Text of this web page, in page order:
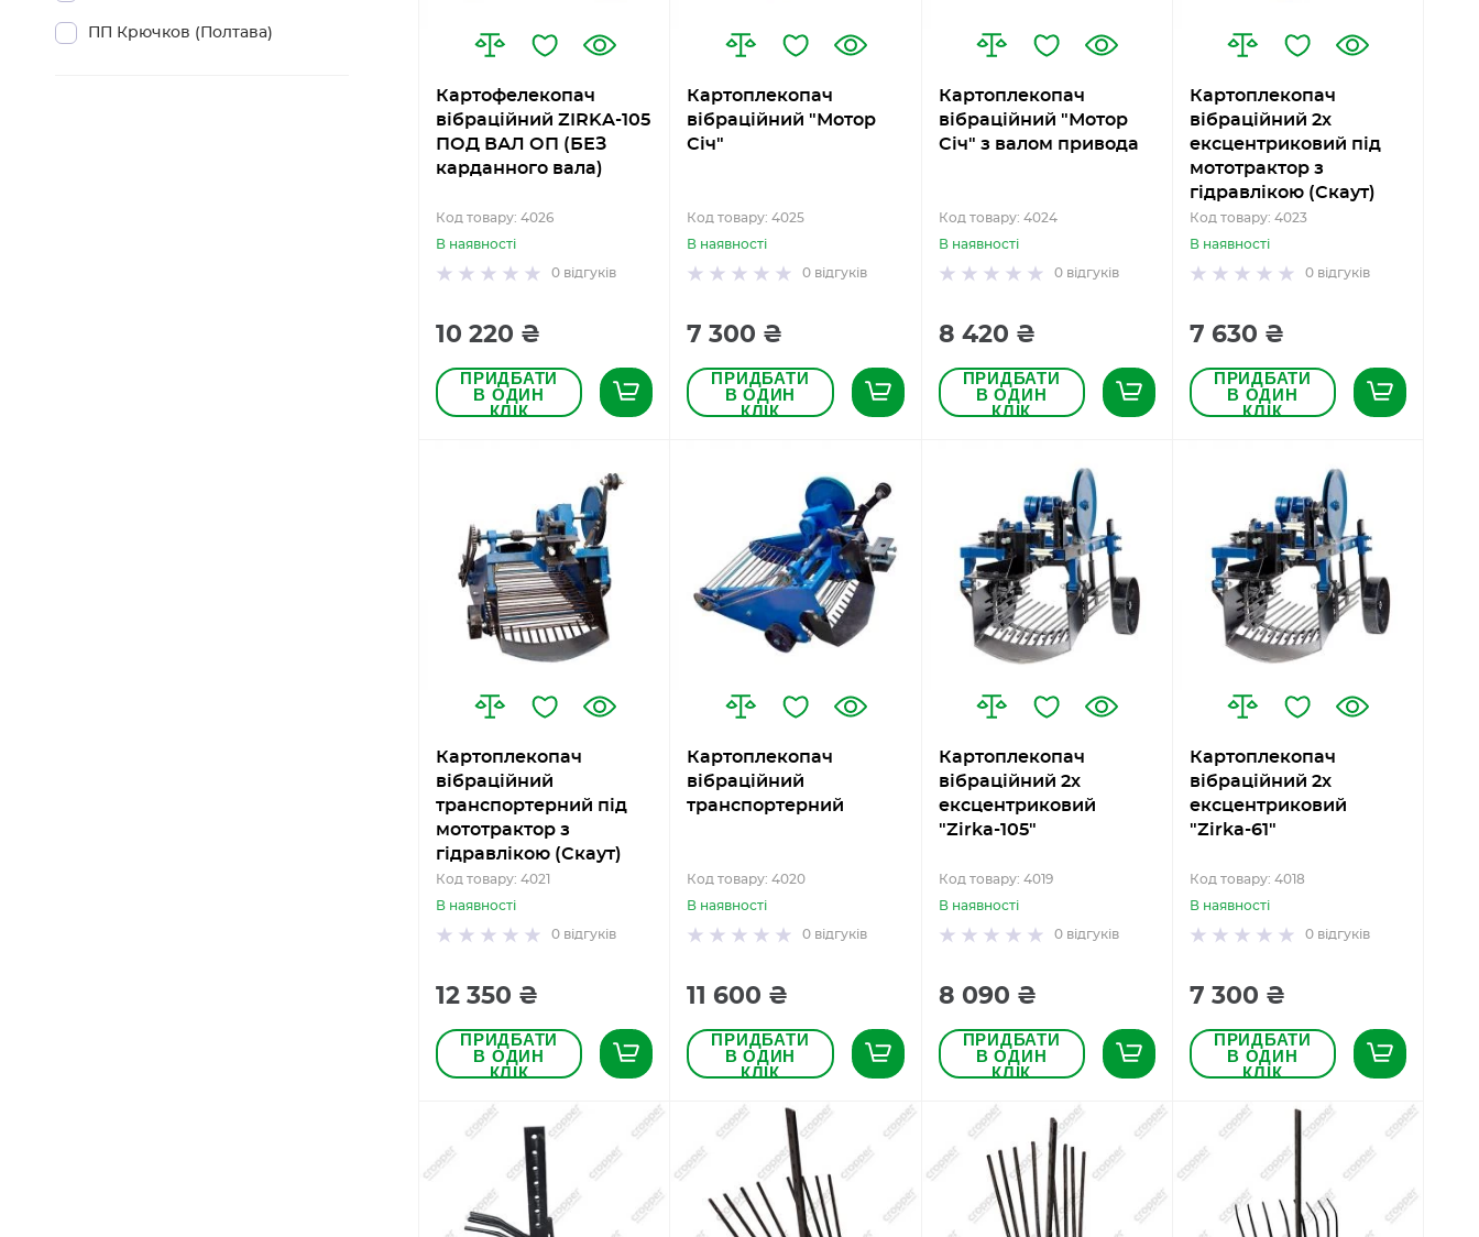
Картофелекопач
вібраційний ZIRKA-105
ПОД ВАЛ ОП (БЕЗ
карданного вала)
Код товару: 4026
В наявності
0 відгуків
10 220 ₴
ПРИДБАТИ
В ОДИН
КЛІК
Картоплекопач
вібраційний "Мотор
Січ"
Код товару: 4025
В наявності
0 відгуків
7 300 ₴
ПРИДБАТИ
В ОДИН
КЛІК
Картоплекопач
вібраційний "Мотор
Січ" з валом привода
Код товару: 4024
В наявності
0 відгуків
8 420 ₴
ПРИДБАТИ
В ОДИН
КЛІК
Картоплекопач
вібраційний 2х
ексцентриковий під
мототрактор з
гідравлікою (Скаут)
Код товару: 4023
В наявності
0 відгуків
7 630 ₴
ПРИДБАТИ
В ОДИН
КЛІК
Картоплекопач
вібраційний
транспортерний під
мототрактор з
гідравлікою (Скаут)
Код товару: 4021
В наявності
0 відгуків
12 350 ₴
ПРИДБАТИ
В ОДИН
КЛІК
Картоплекопач
вібраційний
транспортерний
Код товару: 4020
В наявності
0 відгуків
11 600 ₴
ПРИДБАТИ
В ОДИН
КЛІК
Картоплекопач
вібраційний 2х
ексцентриковий
"Zirka-105"
Код товару: 4019
В наявності
0 відгуків
8 090 ₴
ПРИДБАТИ
В ОДИН
КЛІК
Картоплекопач
вібраційний 2х
ексцентриковий
"Zirka-61"
Код товару: 4018
В наявності
0 відгуків
7 300 ₴
ПРИДБАТИ
В ОДИН
КЛІК
ПП Крючков (Полтава)